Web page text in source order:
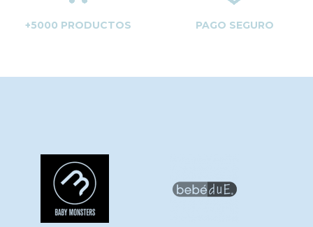
+5000 PRODUCTOS PAGO SEGURO